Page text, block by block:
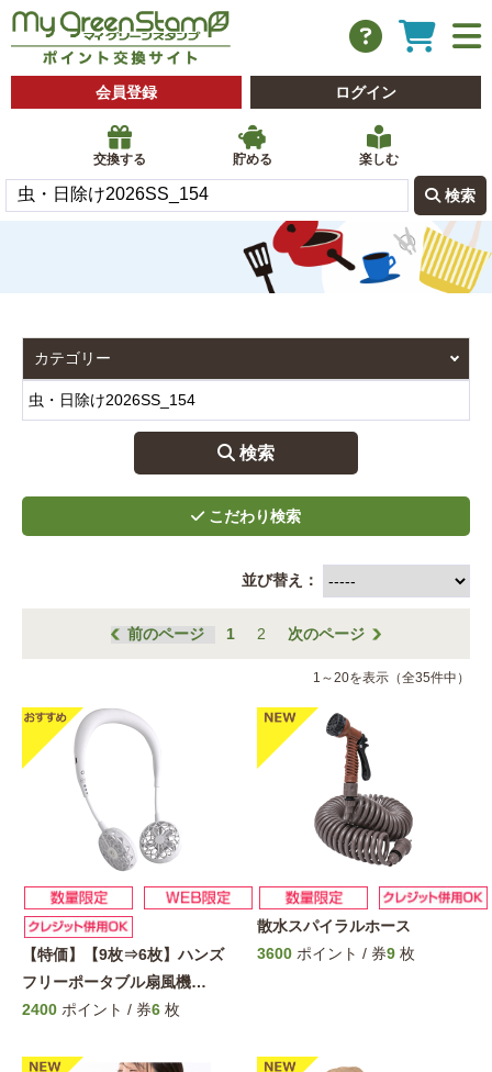
会員登録 ログイン
交換する 貯める 楽しむ
 検索
 検索
並び替え：
前のページ 1 2 次のページ
1～20を表示（全35件中）
【特価】【9枚⇒6枚】ハンズ
フリーポータブル扇風機…
2400 ポイント / 券6 枚
散水スパイラルホース
3600 ポイント / 券9 枚